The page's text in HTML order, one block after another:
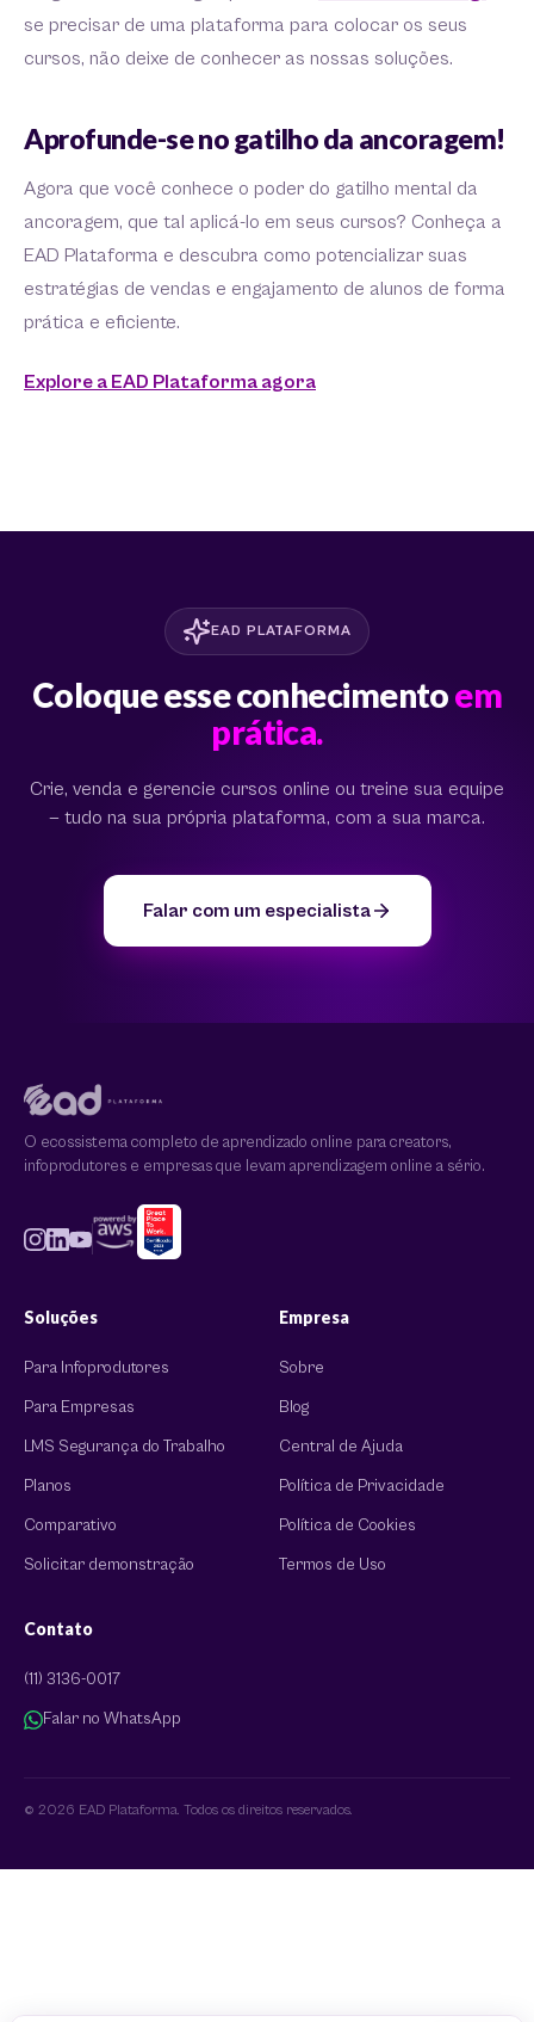
se precisar de uma plataforma para colocar os seus
cursos, não deixe de conhecer as nossas soluções.
Aprofunde-se no gatilho da ancoragem!
Agora que você conhece o poder do gatilho mental da
ancoragem, que tal aplicá-lo em seus cursos? Conheça a
EAD Plataforma e descubra como potencializar suas
estratégias de vendas e engajamento de alunos de forma
prática e eficiente.
Explore a EAD Plataforma agora
EAD PLATAFORMA
Coloque esse conhecimentoem
prática.
Crie, venda e gerencie cursos online ou treine sua equipe
— tudo na sua própria plataforma, com a sua marca.
Falar com um especialista
O ecossistema completo de aprendizado online para creators,
infoprodutores e empresas que levam aprendizagem online a sério.
Soluções
Para Infoprodutores
Para Empresas
LMS Segurança do Trabalho
Planos
Comparativo
Solicitar demonstração
Empresa
Sobre
Blog
Central de Ajuda
Política de Privacidade
Política de Cookies
Termos de Uso
Contato
(11) 3136-0017
Falar no WhatsApp
© 2026 EAD Plataforma. Todos os direitos reservados.